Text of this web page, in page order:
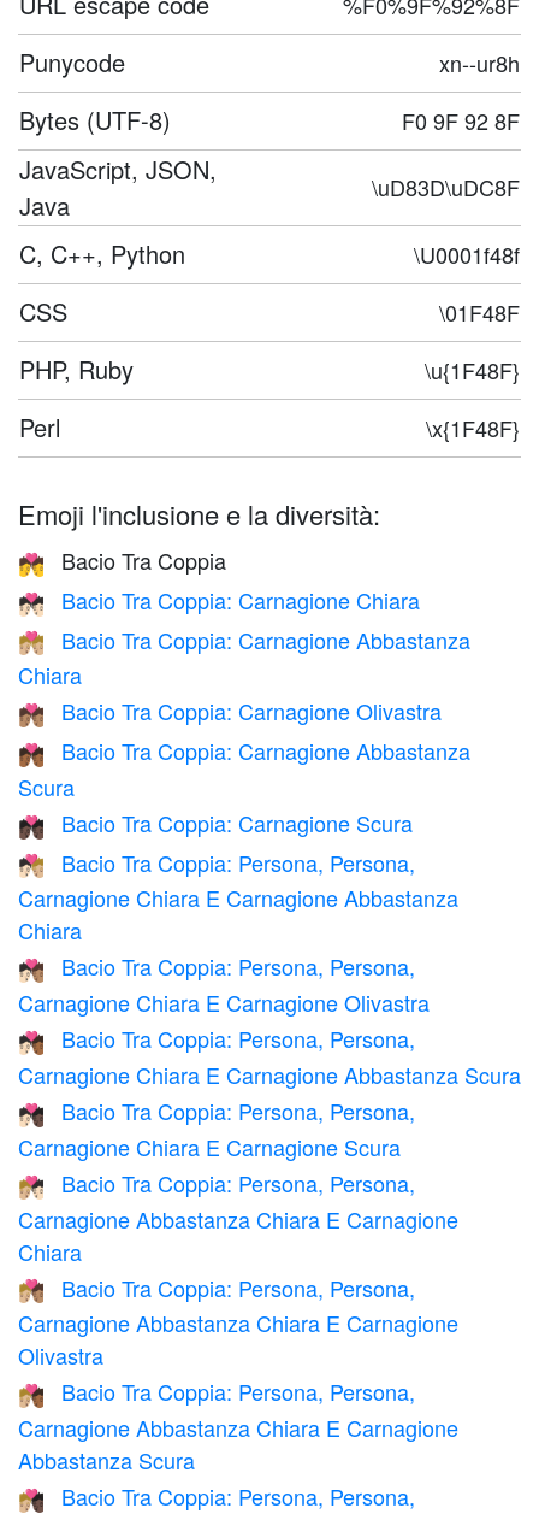
Punycode xn--ur8h
Bytes (UTF-8) F0 9F 92 8F
JavaScript, JSON,
Java
\uD83D\uDC8F
C, C++, Python \U0001f48f
CSS \01F48F
PHP, Ruby \u{1F48F}
Perl \x{1F48F}
Emoji l'inclusione e la diversità:
💏 Bacio Tra Coppia
💏🏻 Bacio Tra Coppia: Carnagione Chiara
💏🏼
Bacio Tra Coppia: Carnagione Abbastanza
Chiara
💏🏽 Bacio Tra Coppia: Carnagione Olivastra
💏🏾
Bacio Tra Coppia: Carnagione Abbastanza
Scura
💏🏿 Bacio Tra Coppia: Carnagione Scura
🧑🏻‍❤️‍💋‍🧑🏼
Bacio Tra Coppia: Persona, Persona,
Carnagione Chiara E Carnagione Abbastanza
Chiara
🧑🏻‍❤️‍💋‍🧑🏽
Bacio Tra Coppia: Persona, Persona,
Carnagione Chiara E Carnagione Olivastra
🧑🏻‍❤️‍💋‍🧑🏾
Bacio Tra Coppia: Persona, Persona,
Carnagione Chiara E Carnagione Abbastanza Scura
🧑🏻‍❤️‍💋‍🧑🏿
Bacio Tra Coppia: Persona, Persona,
Carnagione Chiara E Carnagione Scura
🧑🏼‍❤️‍💋‍🧑🏻
Bacio Tra Coppia: Persona, Persona,
Carnagione Abbastanza Chiara E Carnagione
Chiara
🧑🏼‍❤️‍💋‍🧑🏽
Bacio Tra Coppia: Persona, Persona,
Carnagione Abbastanza Chiara E Carnagione
Olivastra
🧑🏼‍❤️‍💋‍🧑🏾
Bacio Tra Coppia: Persona, Persona,
Carnagione Abbastanza Chiara E Carnagione
Abbastanza Scura
🧑🏼‍❤️‍💋‍🧑🏿
Bacio Tra Coppia: Persona, Persona,